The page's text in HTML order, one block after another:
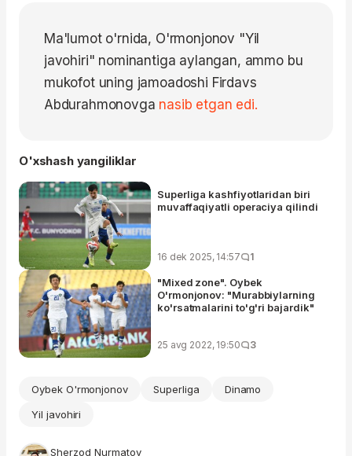
Ma'lumot o'rnida, O'rmonjonov "Yil
javohiri" nominantiga aylangan, ammo bu
mukofot uning jamoadoshi Firdavs
Abdurahmonovga nasib etgan edi.
O'xshash yangiliklar
Superliga kashfiyotlaridan biri
muvaffaqiyatli operaciya qilindi
16 dek 2025, 14:57 1
"Mixed zone". Oybek
O'rmonjonov: "Murabbiylarning
ko'rsatmalarini to'g'ri bajardik"
25 avg 2022, 19:50 3
Oybek O'rmonjonov Superliga
Dinamo
Yil javohiri
Sherzod Nurmatov